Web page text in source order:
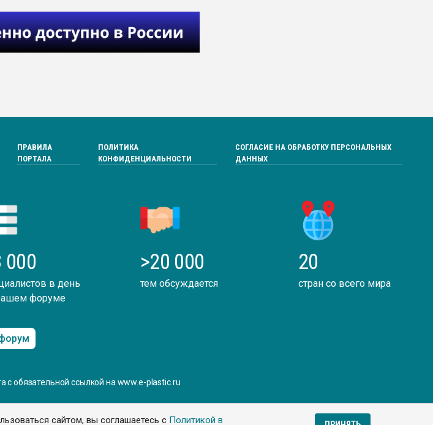
сайтом, вы соглашаетесь с Политикой в
ПРАВИЛА
ПОРТАЛА
ПОЛИТИКА
КОНФИДЕНЦИАЛЬНОСТИ
СОГЛАСИЕ НА ОБРАБОТКУ ПЕРСОНАЛЬНЫХ
ДАННЫХ
000
в день
форуме
>20 000
тем обсуждается
20
стран со всего мира
с обязательной ссылкой на www.e-plastic.ru